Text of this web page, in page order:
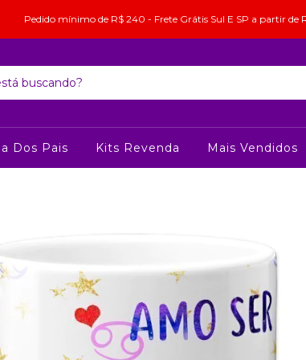
Pedido mínimo de R$ 240 - Frete Grátis Sul E SP a partir de
Dos Pais Kits Revenda Mais Vendidos